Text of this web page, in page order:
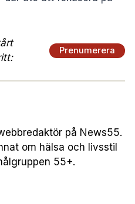
Prenumerera
på News55.
om hälsa och livsstil
55+.